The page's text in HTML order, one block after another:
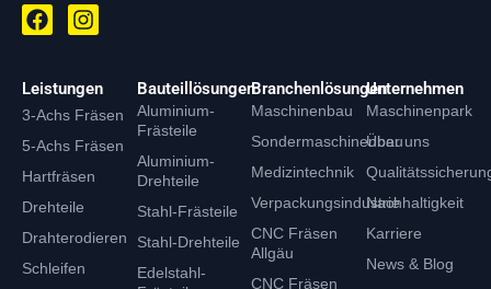
F
a
e
b
o
o
k
I
n
t
a
g
r
a
m
Leistungen
3-Achs Fräsen
5-Achs Fräsen
Hartfräsen
Drehteile
Drahterodieren
Schleifen
Bauteillösungen
Aluminium-
Frästeile
Aluminium-
Drehteile
Stahl-Frästeile
Stahl-Drehteile
Edelstahl-
Branchenlösungen
Maschinenbau
Sondermaschinenbau
Medizintechnik
Verpackungsindustrie
CNC Fräsen
Allgäu
CNC Fräsen
Unternehmen
Maschinenpark
Über uns
Nachhaltigkeit
Karriere
News & Blog